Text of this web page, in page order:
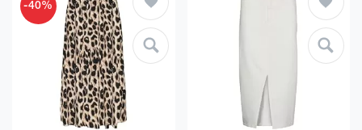
-40%